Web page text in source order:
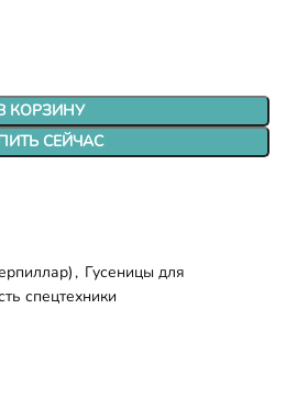
КОРЗИНУ
СЕЙЧАС
, Гусеницы для
спецтехники